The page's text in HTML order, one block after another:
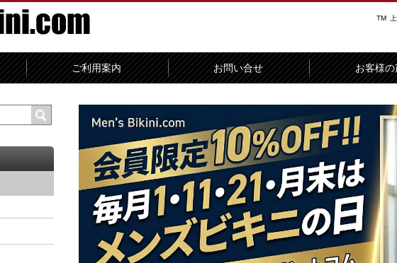
TM
ご利用案内 お問い合せ お客様の